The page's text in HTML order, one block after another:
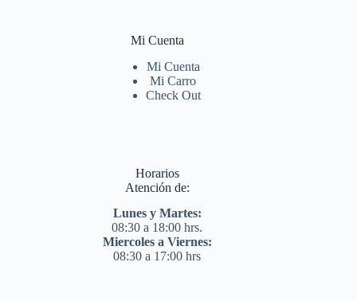
Mi Cuenta
Mi Cuenta
Mi Carro
Check Out
Horarios
Atención de:
Lunes y Martes:
08:30 a 18:00 hrs.
Miercoles a Viernes:
08:30 a 17:00 hrs